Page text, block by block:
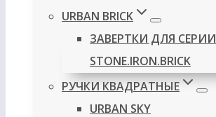
URBAN BRICK
ЗАВЕРТКИ ДЛЯ СЕРИИ
STONE.IRON.BRICK
РУЧКИ КВАДРАТНЫЕ
URBAN SKY